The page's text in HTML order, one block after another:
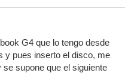
G4 que lo tengo desde
y pues inserto el disco, me
supone que el siguiente